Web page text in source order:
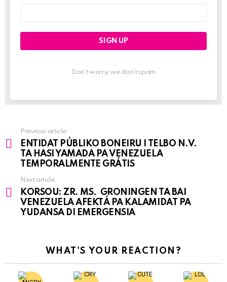
Don't worry, we don't spam
See
more
Previous article
ENTIDAT PÚBLIKO BONEIRU I TELBO N.V.
TA HASI YAMADA PA VENEZUELA
TEMPORALMENTE GRÁTIS
Next article
KORSOU: ZR. MS. GRONINGEN TA BAI
VENEZUELA AFEKTÁ PA KALAMIDAT PA
YUDANSA DI EMERGENSIA
WHAT'S YOUR REACTION?